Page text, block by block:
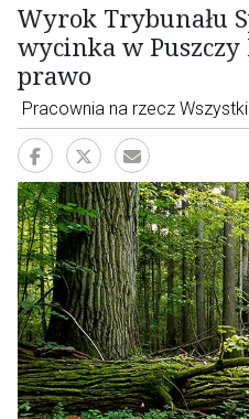
Wyrok Trybunału
wycinka w Puszczy
prawo
Pracownia na rzecz